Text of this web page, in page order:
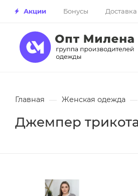
Акции Бонусы Доставка
Главная — Женская одежда —
Джемпер